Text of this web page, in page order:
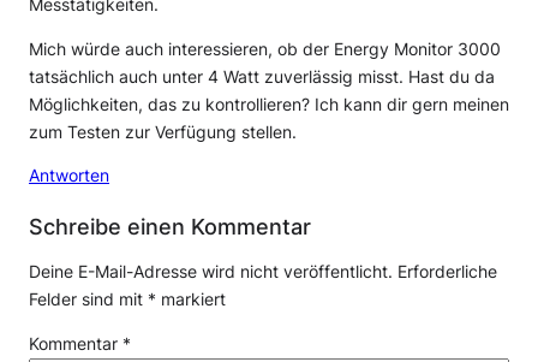
Messtätigkeiten.
Mich würde auch interessieren, ob der Energy Monitor 3000
tatsächlich auch unter 4 Watt zuverlässig misst. Hast du da
Möglichkeiten, das zu kontrollieren? Ich kann dir gern meinen
zum Testen zur Verfügung stellen.
Antworten
Schreibe einen Kommentar
Deine E-Mail-Adresse wird nicht veröffentlicht. Erforderliche
Felder sind mit * markiert
Kommentar *